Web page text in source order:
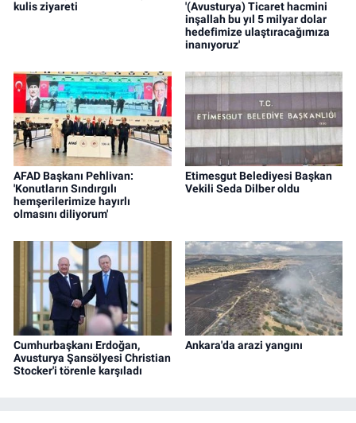
kulis ziyareti
'(Avusturya) Ticaret hacmini
inşallah bu yıl 5 milyar dolar
hedefimize ulaştıracağımıza
inanıyoruz'
AFAD Başkanı Pehlivan:
'Konutların Sındırgılı
hemşerilerimize hayırlı
olmasını diliyorum'
Etimesgut Belediyesi Başkan
Vekili Seda Dilber oldu
Cumhurbaşkanı Erdoğan,
Avusturya Şansölyesi Christian
Stocker'i törenle karşıladı
Ankara'da arazi yangını